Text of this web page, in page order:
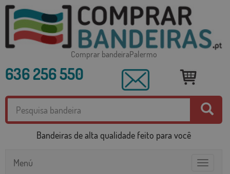
Comprar bandeiraPalermo
636 256 550
Bandeiras de alta qualidade feito para você
Toggle
Menú